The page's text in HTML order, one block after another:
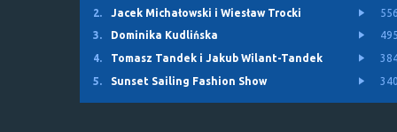
2.
Jacek Michałowski i Wiesław Trocki
3.
Dominika Kudlińska
4.
Tomasz Tandek i Jakub Wilant-Tandek
5.
Sunset Sailing Fashion Show